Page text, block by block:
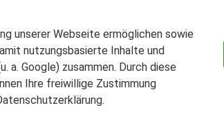
Logistikimmobilien im Jahr 2025
die
unserer Webseite ermöglichen sowie
nutzungsbasierte Inhalte und
a. Google) zusammen. Durch diese
Ihre freiwillige Zustimmung